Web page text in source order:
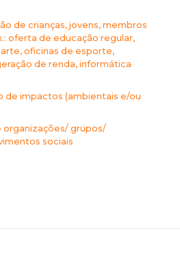
de crianças, jovens, membros
oferta de educação regular,
oficinas de esporte,
de renda, informática
de impactos (ambientais e/ou
grupos/
sociais